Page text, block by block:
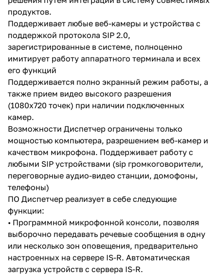
продуктов.
Поддерживает любые веб-камеры и устройства с
поддержкой протокола SIP 2.0,
зарегистрированные в системе, полноценно
имитирует работу аппаратного терминала и всех
его функций
Поддерживается полно экранный режим работы, а
также прием видео высокого разрешения
(1080х720 точек) при наличии подключенных
камер.
Возможности Диспетчер ограничены только
мощностью компьютера, разрешением веб-камер и
качеством микрофона. Поддерживает работу с
любыми SIP устройствами (sip громкоговорители,
переговорные аудио-видео станции, домофоны,
телефоны)
ПО Диспетчер реализует в себе следующие
функции:
• Программной микрофонной консоли, позволяя
выборочно передавать речевые сообщения в одну
или несколько зон оповещения, предварительно
настроенных на сервере IS-R. Автоматическая
загрузка устройств с сервера IS-R.